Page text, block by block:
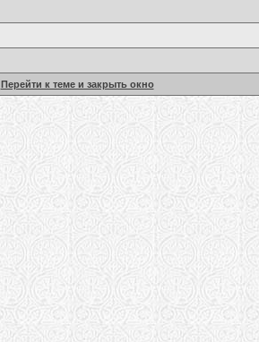
Перейти к теме и закрыть окно